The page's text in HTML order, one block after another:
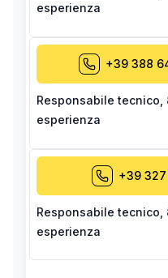
esperienza
+39 388
Responsabile tecnico
esperienza
+39
Responsabile tecnico
esperienza